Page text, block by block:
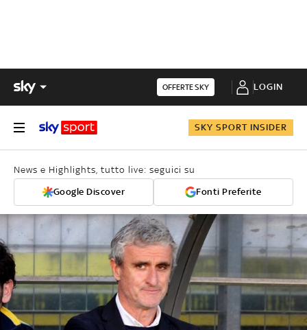
OFFERTE SKY LOGIN
SKY SPORT INSIDER
News e Highlights, tutto live: seguici su
Google Discover Fonti Preferite